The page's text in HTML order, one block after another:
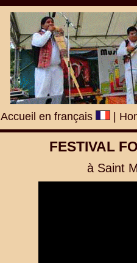
Accueil en français
FESTIVAL
à Saint